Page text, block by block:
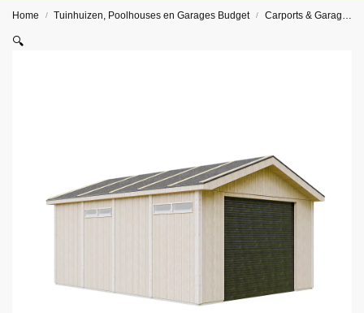
Home / Tuinhuizen, Poolhouses en Garages Budget / Carports & Garages
🔍